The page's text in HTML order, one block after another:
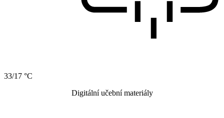
33/17 °C
Digitální učební materiály